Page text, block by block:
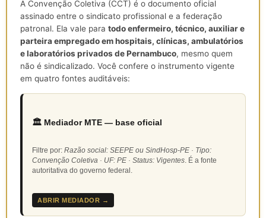
A Convenção Coletiva (CCT) é o documento oficial
assinado entre o sindicato profissional e a federação
patronal. Ela vale para todo enfermeiro, técnico, auxiliar e
parteira empregado em hospitais, clínicas, ambulatórios
e laboratórios privados de Pernambuco, mesmo quem
não é sindicalizado. Você confere o instrumento vigente
em quatro fontes auditáveis:
🏛️ Mediador MTE — base oficial
Filtre por: Razão social: SEEPE ou SindHosp-PE · Tipo:
Convenção Coletiva · UF: PE · Status: Vigentes. É a fonte
autoritativa do governo federal.
ABRIR MEDIADOR →